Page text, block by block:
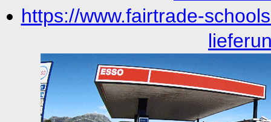
https://www.fairtrade-